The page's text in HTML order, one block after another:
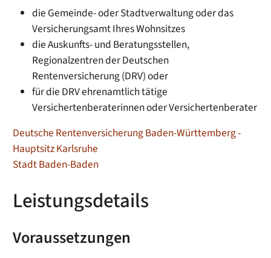
die Gemeinde- oder Stadtverwaltung oder das
Versicherungsamt Ihres Wohnsitzes
die Auskunfts- und Beratungsstellen,
Regionalzentren der Deutschen
Rentenversicherung (DRV) oder
für die DRV ehrenamtlich tätige
Versichertenberaterinnen oder Versichertenberater
Deutsche Rentenversicherung Baden-Württemberg -
Hauptsitz Karlsruhe
Stadt Baden-Baden
Leistungsdetails
Voraussetzungen